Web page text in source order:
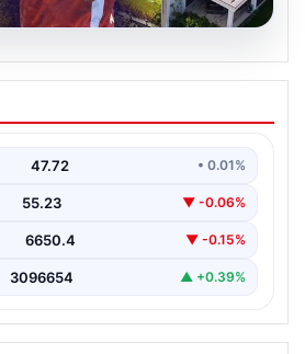
ne zaman
TÜİK mart ayı
47.72 • 0.01%
55.23 ▼ -0.06%
6650.4 ▼ -0.15%
3096654 ▲ +0.39%